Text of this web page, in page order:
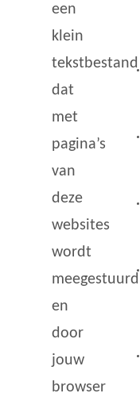
een
klein
tekstbestand
dat
met
pagina’s
van
deze
websites
wordt
meegestuurd
en
door
jouw
browser